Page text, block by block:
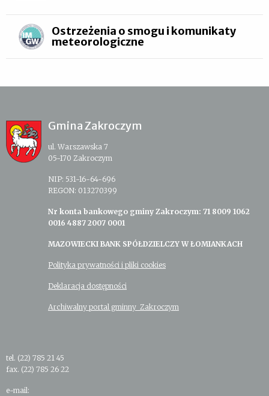
Ostrzeżenia o smogu i komunikaty
meteorologiczne
Gmina Zakroczym
ul. Warszawska 7
05-170 Zakroczym
NIP: 531-16-64-696
REGON: 013270399
Nr konta bankowego gminy Zakroczym: 71 8009 1062
0016 4887 2007 0001
MAZOWIECKI BANK SPÓŁDZIELCZY W ŁOMIANKACH
Polityka prywatności i pliki cookies
Deklaracja dostępności
Archiwalny portal gminny Zakroczym
tel. (22) 785 21 45
fax. (22) 785 26 22
e-mail: